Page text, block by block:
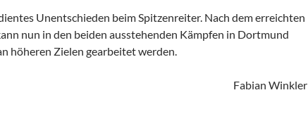
Unentschieden beim Spitzenreiter. Nach dem erreichten
nun in den beiden ausstehenden Kämpfen in Dortmund
höheren Zielen gearbeitet werden.
Fabian Winkler